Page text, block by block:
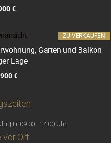
€
Garten und Balkon
Lage
€
ZU VERKAUFEN
| Fr 09:00 - 14:00 Uhr
vor Ort